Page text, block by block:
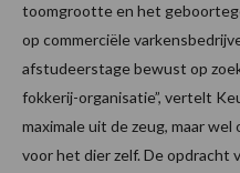
toomgrootte en het
op commerciële
afstudeerstage bewust op
fokkerij-organisatie”, vertelt
maximale uit de zeug, maar
voor het dier zelf. De opdracht